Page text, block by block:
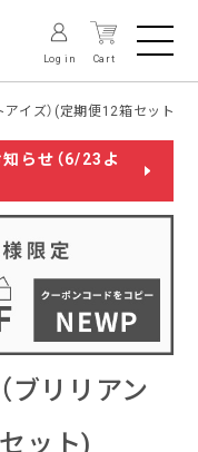
Log in Cart
イズ）(定期便12箱セット)
知らせ（6/23よ
ブリリアン
ット)